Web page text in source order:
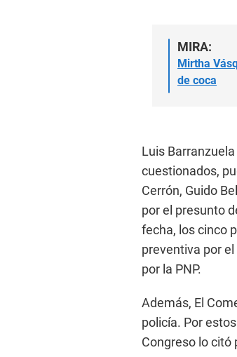
MIRA:
Mirtha
de coca
Luis
cuestionados,
Cerrón, Guido
por el presunto
fecha, los cinco
preventiva por
por la PNP.
Además, El
policía. Por
Congreso lo citó